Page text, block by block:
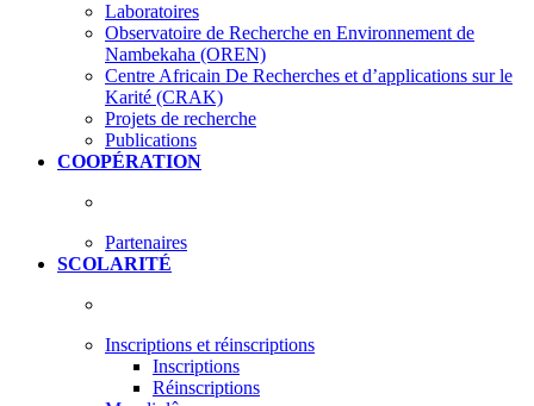
Laboratoires
Observatoire de Recherche en Environnement de
Nambekaha (OREN)
Centre Africain De Recherches et d’applications sur le
Karité (CRAK)
Projets de recherche
Publications
COOPÉRATION
Partenaires
SCOLARITÉ
Inscriptions et réinscriptions
Inscriptions
Réinscriptions